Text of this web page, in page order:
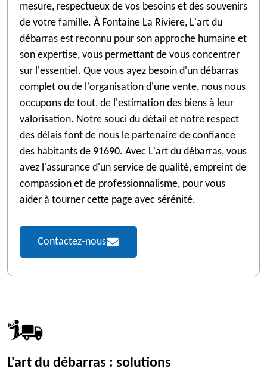
mesure, respectueux de vos besoins et des souvenirs
de votre famille. À Fontaine La Riviere, L'art du
débarras est reconnu pour son approche humaine et
son expertise, vous permettant de vous concentrer
sur l'essentiel. Que vous ayez besoin d'un débarras
complet ou de l'organisation d'une vente, nous nous
occupons de tout, de l'estimation des biens à leur
valorisation. Notre souci du détail et notre respect
des délais font de nous le partenaire de confiance
des habitants de 91690. Avec L'art du débarras, vous
avez l'assurance d'un service de qualité, empreint de
compassion et de professionnalisme, pour vous
aider à tourner cette page avec sérénité.
Contactez-nous
L'art du débarras : solutions